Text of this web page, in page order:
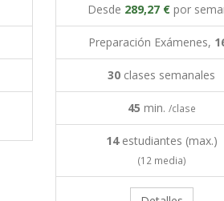
Desde 289,27 €por
Preparación Exámenes,
30 clases semanales
45 min. /clase
14estudiantes (max.)
(12 media)